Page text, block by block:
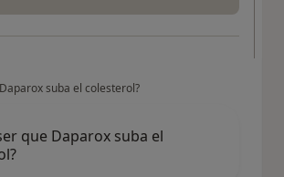
suba el colesterol?
que Daparox suba el